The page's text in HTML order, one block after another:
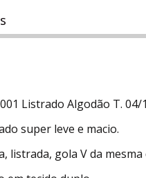
Listrado Algodão T. 04/
super leve e macio.
listrada, gola V da